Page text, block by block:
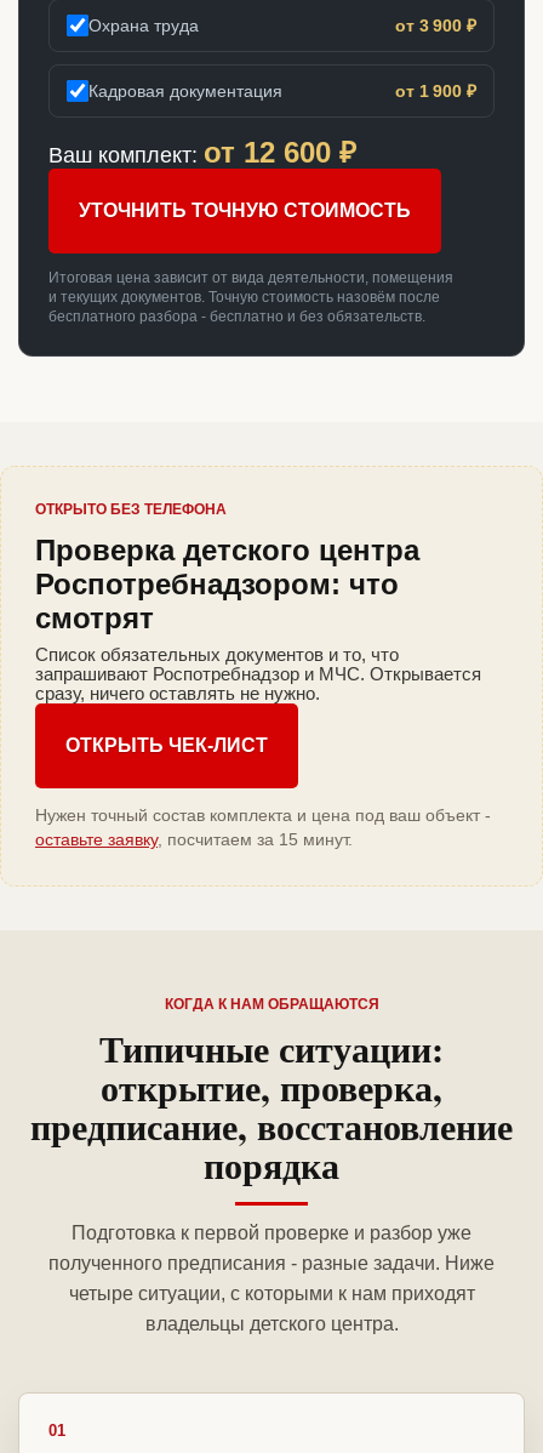
Охрана труда от 3 900 ₽
Кадровая документация от 1 900 ₽
Ваш комплект: от 12 600 ₽
УТОЧНИТЬ ТОЧНУЮ СТОИМОСТЬ
Итоговая цена зависит от вида деятельности, помещения
и текущих документов. Точную стоимость назовём после
бесплатного разбора - бесплатно и без обязательств.
ОТКРЫТО БЕЗ ТЕЛЕФОНА
Проверка детского центра
Роспотребнадзором: что
смотрят
Список обязательных документов и то, что
запрашивают Роспотребнадзор и МЧС. Открывается
сразу, ничего оставлять не нужно.
ОТКРЫТЬ ЧЕК-ЛИСТ
Нужен точный состав комплекта и цена под ваш объект -
оставьте заявку, посчитаем за 15 минут.
КОГДА К НАМ ОБРАЩАЮТСЯ
Типичные ситуации:
открытие, проверка,
предписание, восстановление
порядка
Подготовка к первой проверке и разбор уже
полученного предписания - разные задачи. Ниже
четыре ситуации, с которыми к нам приходят
владельцы детского центра.
01